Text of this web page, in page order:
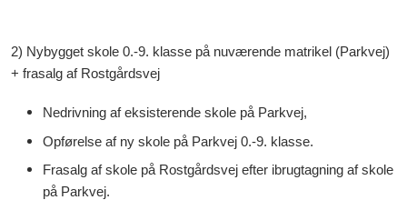
2) Nybygget skole 0.-9. klasse på nuværende matrikel (Parkvej)
+ frasalg af Rostgårdsvej
Nedrivning af eksisterende skole på Parkvej,
Opførelse af ny skole på Parkvej 0.-9. klasse.
Frasalg af skole på Rostgårdsvej efter ibrugtagning af skole
på Parkvej.